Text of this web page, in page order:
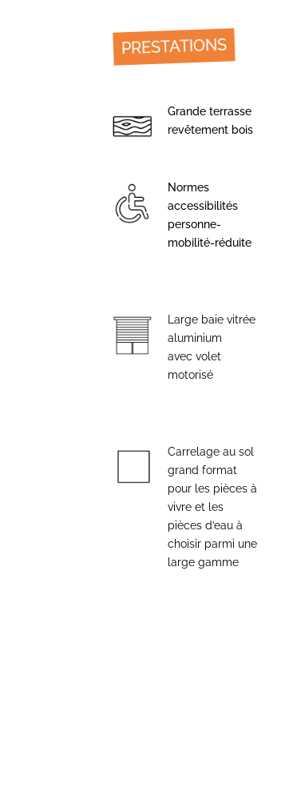
PRESTATIONS
Grande terrasse
revêtement bois
Normes
accessibilités
personne-
mobilité-réduite
Large baie vitrée
aluminium
avec volet
motorisé
Carrelage au sol
grand format
pour les pièces à
vivre et les
pièces d’eau à
choisir parmi une
large gamme